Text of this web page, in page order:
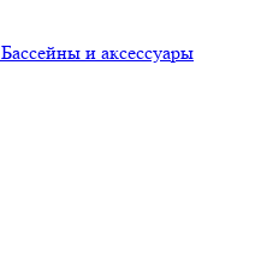
Бассейны и аксессуары